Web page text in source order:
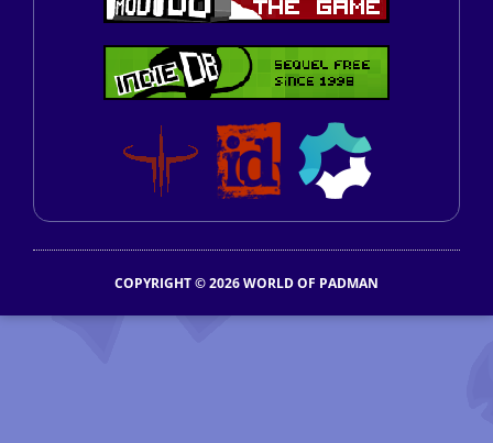
COPYRIGHT © 2026 WORLD OF PADMAN